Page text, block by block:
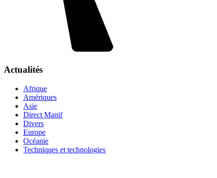
Actualités
Afrique
Amériques
Asie
Direct Manif
Divers
Europe
Océanie
Techniques et technologies